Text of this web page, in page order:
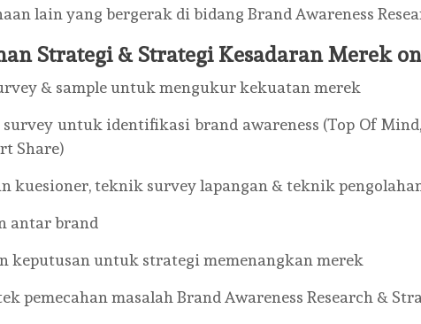
lain yang bergerak di bidang Brand Awareness
Strategi & Strategi Kesadaran Merek
& sample untuk mengukur kekuatan merek
untuk identifikasi brand awareness (Top Of
Share)
kuesioner, teknik survey lapangan & teknik
antar brand
keputusan untuk strategi memenangkan merek
pemecahan masalah Brand Awareness Research &